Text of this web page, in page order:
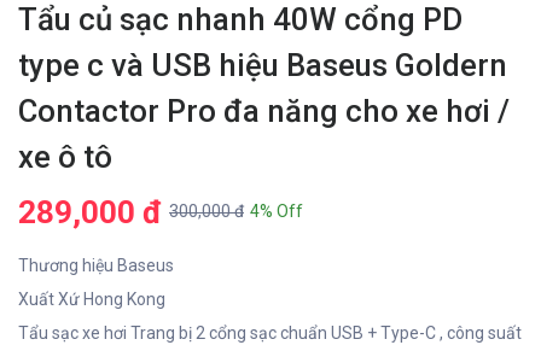
Tẩu củ sạc nhanh 40W cổng PD
type c và USB hiệu Baseus Goldern
Contactor Pro đa năng cho xe hơi /
xe ô tô
289,000 đ 300,000 đ 4% Off
Thương hiệu Baseus
Xuất Xứ Hong Kong
Tẩu sạc xe hơi Trang bị 2 cổng sạc chuẩn USB + Type-C , công suất